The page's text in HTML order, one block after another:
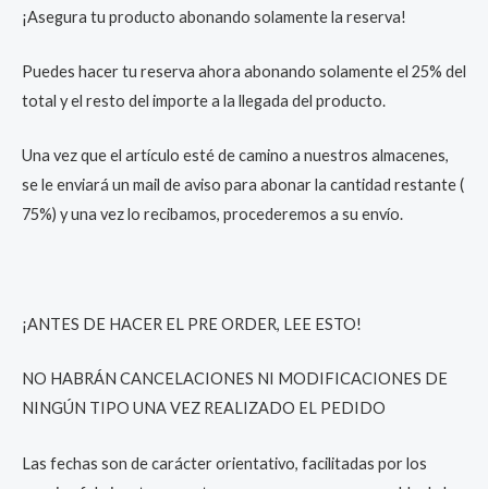
¡Asegura tu producto abonando solamente la reserva!
Puedes hacer tu reserva ahora abonando solamente el 25% del
total y el resto del importe a la llegada del producto.
Una vez que el artículo esté de camino a nuestros almacenes,
se le enviará un mail de aviso para abonar la cantidad restante (
75%) y una vez lo recibamos, procederemos a su envío.
¡ANTES DE HACER EL PRE ORDER, LEE ESTO!
NO HABRÁN CANCELACIONES NI MODIFICACIONES DE
NINGÚN TIPO UNA VEZ REALIZADO EL PEDIDO
Las fechas son de carácter orientativo, facilitadas por los